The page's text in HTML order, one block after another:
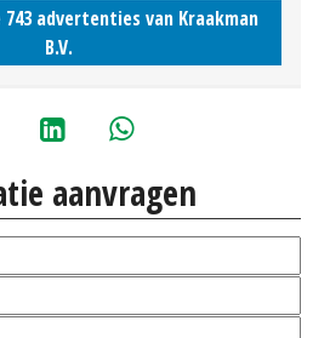
advertenties van Kraakman
B.V.
aanvragen